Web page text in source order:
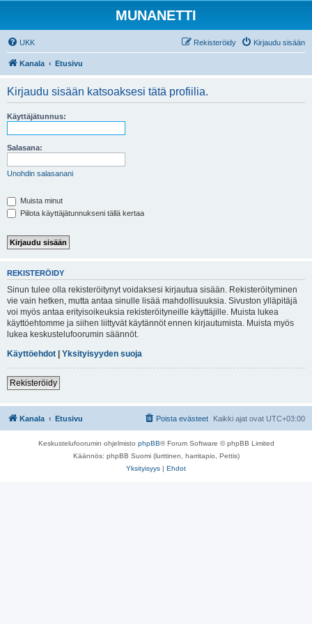
MUNANETTI
UKK Kirjaudu sisään
Rekisteröidy
Kanala Etusivu
Kirjaudu sisään katsoaksesi tätä profiilia.
Käyttäjätunnus:
Salasana:
Unohdin salasanani
Muista minut
Piilota käyttäjätunnukseni tällä kertaa
REKISTERÖIDY
Sinun tulee olla rekisteröitynyt voidaksesi kirjautua sisään. Rekisteröityminen
vie vain hetken, mutta antaa sinulle lisää mahdollisuuksia. Sivuston ylläpitäjä
voi myös antaa erityisoikeuksia rekisteröityneille käyttäjille. Muista lukea
käyttöehtomme ja siihen liittyvät käytännöt ennen kirjautumista. Muista myös
lukea keskustelufoorumin säännöt.
Käyttöehdot | Yksityisyyden suoja
Rekisteröidy
Kanala Etusivu Kaikki ajat ovat UTC+03:00
Poista evästeet
Keskustelufoorumin ohjelmisto phpBB® Forum Software © phpBB Limited
Käännös: phpBB Suomi (lurttinen, harritapio, Pettis)
Yksityisyys | Ehdot